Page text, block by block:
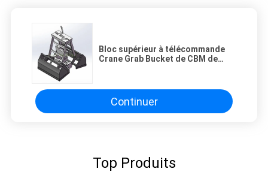
Bloc supérieur à télécommande
Crane Grab Bucket de CBM de
Continuer
Top Produits